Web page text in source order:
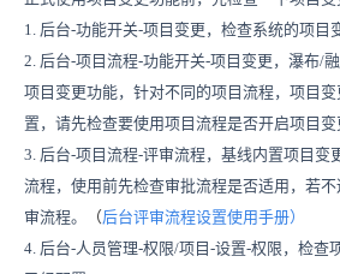
1. 后台-功能开关-项目变更，检查系统的项目
2. 后台-项目流程-功能开关-项目变更，瀑布/
项目变更功能，针对不同的项目流程，项目
置，请先检查要使用项目流程是否开启项目变
3. 后台-项目流程-评审流程，基线内置项目变
流程，使用前先检查审批流程是否适用，若
审流程。
（后台评审流程设置使用手册）
4. 后台-人员管理-权限/项目-设置-权限，检查